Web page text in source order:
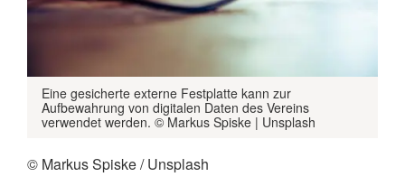
Eine gesicherte externe Festplatte kann zur
Aufbewahrung von digitalen Daten des Vereins
verwendet werden. © Markus Spiske | Unsplash
© Markus Spiske / Unsplash